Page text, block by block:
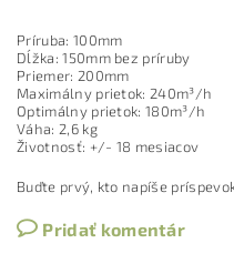
Príruba: 100mm
Dĺžka: 150mm bez príruby
Priemer: 200mm
Maximálny prietok: 240m³/h
Optimálny prietok: 180m³/h
Váha: 2,6 kg
Životnosť: +/- 18 mesiacov
Buďte prvý, kto napíše
Pridať komentár